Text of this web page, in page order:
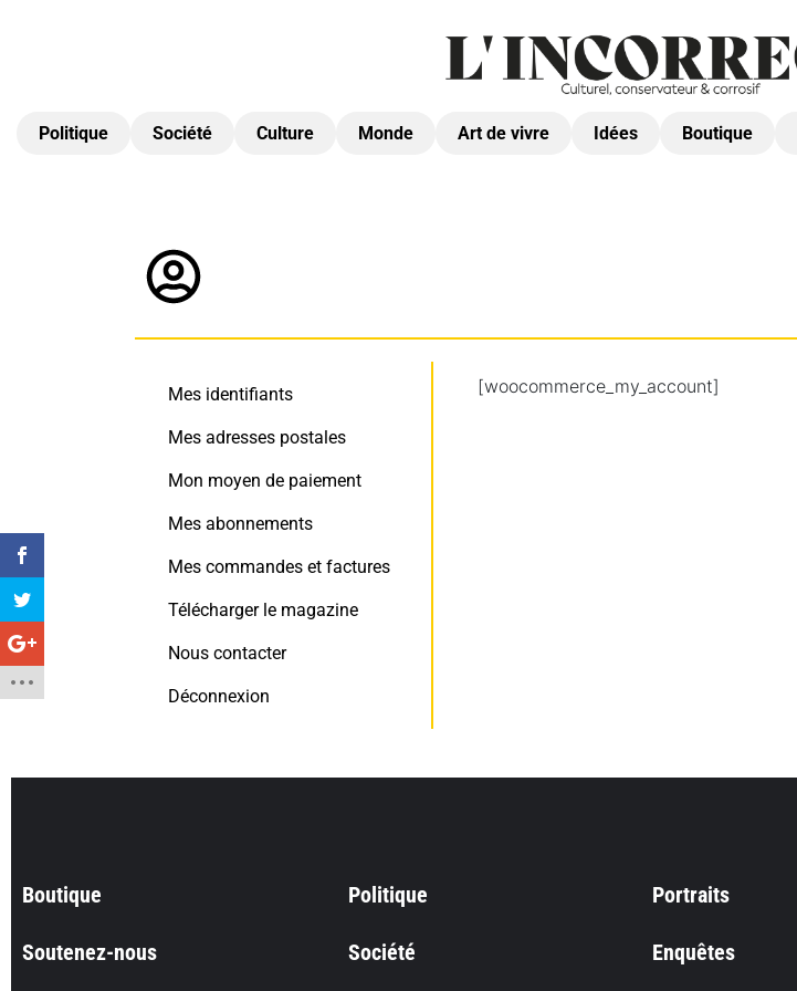
Politique Société Culture Monde Art de vivre Idées Boutique
Mes identifiants
Mes adresses postales
Mon moyen de paiement
Mes abonnements
Mes commandes et factures
Télécharger le magazine
Nous contacter
Déconnexion
[woocommerce_my_account]
Boutique
Soutenez-nous
Politique
Société
Portraits
Enquêtes